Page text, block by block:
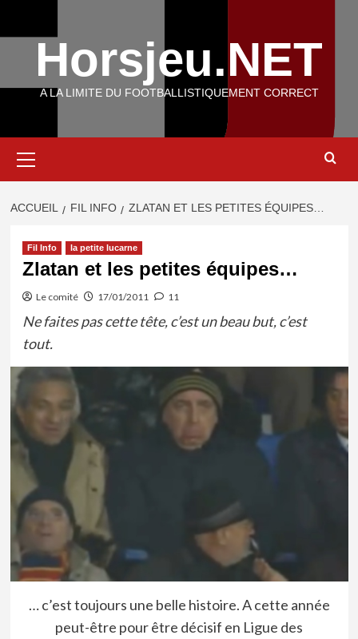
Horsjeu.NET
A LA LIMITE DU FOOTBALLISTIQUEMENT CORRECT
principal
ACCUEIL FIL INFO ZLATAN ET LES PETITES ÉQUIPES…
Fil Info la petite lucarne
Zlatan et les petites équipes…
Le comité 17/01/2011 11
Ne faites pas cette tête, c’est un beau but, c’est
tout.
… c’est toujours une belle histoire. A cette année
peut-être pour être décisif en Ligue des